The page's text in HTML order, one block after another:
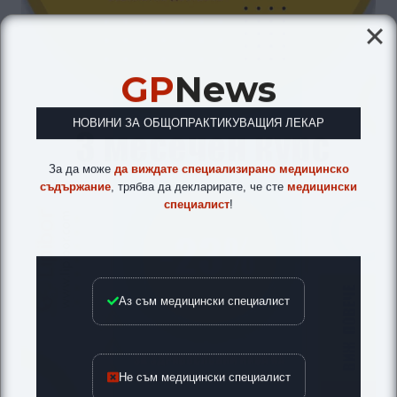
GPNews
НОВИНИ ЗА ОБЩОПРАКТИКУВАЩИЯ ЛЕКАР
За да може да виждате специализирано медицинско
съдържание , трябва да декларирате, че сте медицински
специалист!
Аз съм медицински специалист
Не съм медицински специалист